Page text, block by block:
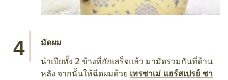
มัดผม
นำเปียทั้ง 2 ข้างที่ถักเสร็จแล้ว มามัดรวมกันที่ด้าน
หลัง จากนั้นให้ฉีดผมด้วย เทรซาเม่ แฮร์สเปรย์ ซา